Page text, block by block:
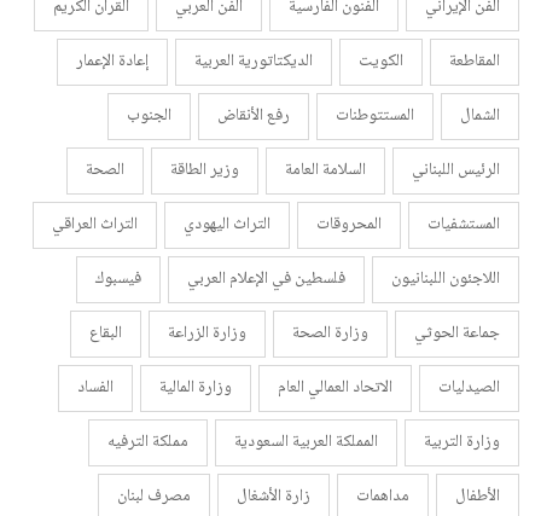
الفن الإيراني الفنون الفارسية الفن العربي
القرأن الكريم
المقاطعة
الكويت الديكتاتورية العربية
إعادة الإعمار
الشمال
المستتوطنات رفع الأنقاض
الجنوب
الرئيس اللبناني
السلامة العامة وزير الطاقة
الصحة
المستشفيات
المحروقات التراث اليهودي
التراث العراقي
اللاجئون اللبنانيون
فلسطين في الإعلام العربي
فيسبوك
جماعة الحوثي
وزارة الصحة وزارة الزراعة
البقاع
الصيدليات
الاتحاد العمالي العام وزارة المالية
الفساد
وزارة التربية
المملكة العربية السعودية
مملكة الترفيه
الأطفال
مداهمات زارة الأشغال
مصرف لبنان